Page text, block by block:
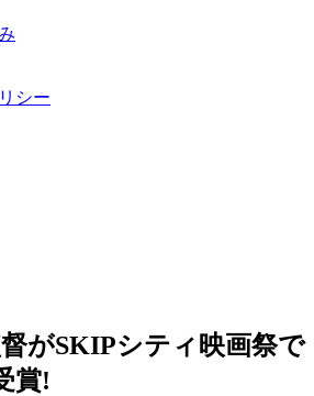
シー
がSKIPシティ映画祭で
賞!